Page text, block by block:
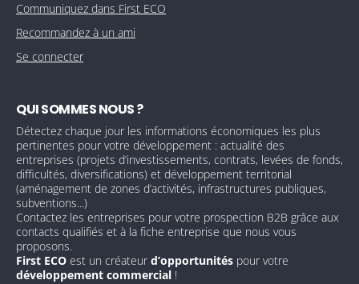
Communiquez dans First ECO
Recommandez à un ami
Se connecter
QUI SOMMES NOUS ?
Détectez chaque jour les informations économiques les plus
pertinentes pour votre développement : actualité des
entreprises (projets d’investissements, contrats, levées de fonds,
difficultés, diversifications) et développement territorial
(aménagement de zones d’activités, infrastructures publiques,
subventions...)
Contactez les entreprises pour votre prospection B2B grâce aux
contacts qualifiés et à la fiche entreprise que nous vous
proposons.
First ECO est un créateurd’opportunités pour votre
développement commercial !